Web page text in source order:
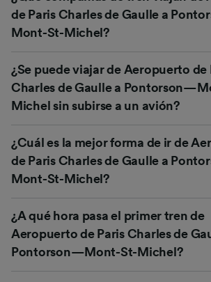
de Paris Charles de Gaulle a
Mont-St-Michel?
¿Se puede viajar de Aeropuerto de
Charles de Gaulle a
Michel sin subirse a un avión?
¿Cuál es la mejor forma de ir de
de Paris Charles de Gaulle a
Mont-St-Michel?
¿A qué hora pasa el primer tren de
Aeropuerto de Paris Charles de
Pontorson—Mont-St-Michel?